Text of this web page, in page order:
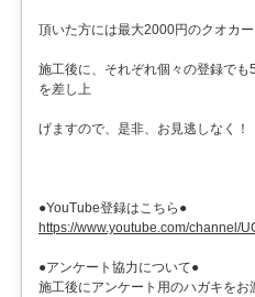
頂いた方には最大2000円のクオカ
施工後に、それぞれ個々の登録でも
を差し上
げますので、是非、お見逃しなく！
●YouTube登録はこちら●
https://www.youtube.com/channel/
●アンケート協力について●
施工後にアンケート用のハガキをお